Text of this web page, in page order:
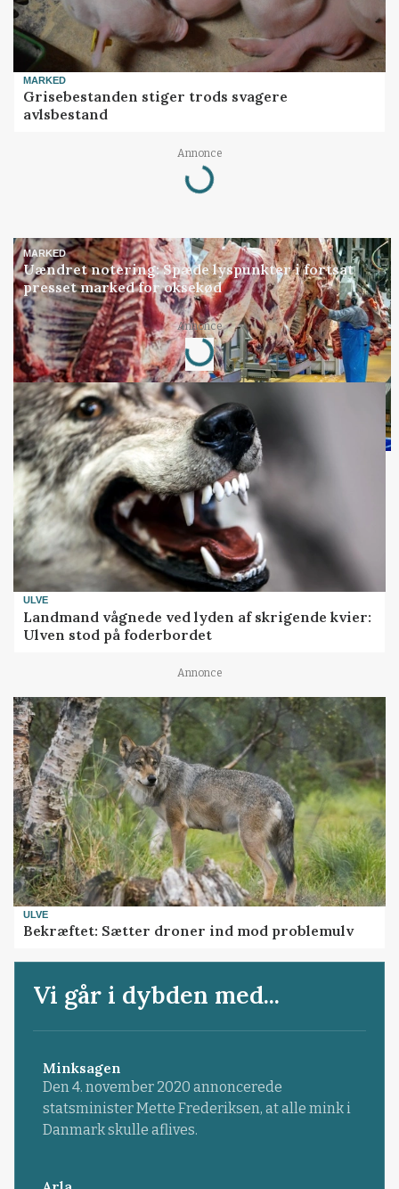
MARKED
Grisebestanden stiger trods svagere
avlsbestand
Annonce
Loading...
MARKED
Uændret notering: Spæde lyspunkter i fortsat
presset marked for oksekød
Annonce
Loading...
ULVE
Landmand vågnede ved lyden af skrigende kvier:
Ulven stod på foderbordet
Annonce
ULVE
Bekræftet: Sætter droner ind mod problemulv
Vi går i dybden med...
Minksagen
Den 4. november 2020 annoncerede
statsminister Mette Frederiksen, at alle mink i
Danmark skulle aflives.